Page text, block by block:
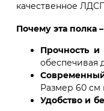
качественное
Почему эта полка
Прочность и
обеспечивая
Размер 60 см
Удобство и